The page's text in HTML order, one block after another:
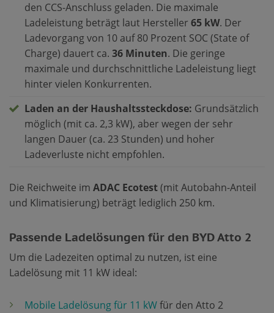
den CCS-Anschluss geladen. Die maximale
Ladeleistung beträgt laut Hersteller 65 kW. Der
Ladevorgang von 10 auf 80 Prozent SOC (State of
Charge) dauert ca. 36 Minuten. Die geringe
maximale und durchschnittliche Ladeleistung liegt
hinter vielen Konkurrenten.
Laden an der Haushaltssteckdose: Grundsätzlich
möglich (mit ca. 2,3 kW), aber wegen der sehr
langen Dauer (ca. 23 Stunden) und hoher
Ladeverluste nicht empfohlen.
Die Reichweite im ADAC Ecotest(mit Autobahn-Anteil
und Klimatisierung) beträgt lediglich 250 km.
Passende Ladelösungen für den BYD Atto 2
Um die Ladezeiten optimal zu nutzen, ist eine
Ladelösung mit 11 kW ideal:
Mobile Ladelösung für 11 kWfür den Atto 2